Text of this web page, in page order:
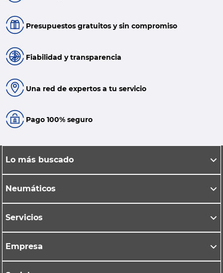
Presupuestos gratuitos y sin compromiso
Fiabilidad y transparencia
Una red de expertos a tu servicio
Pago 100% seguro
Lo más buscado
Neumáticos
Servicios
Empresa